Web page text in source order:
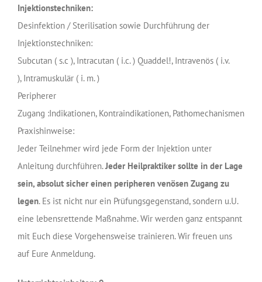
Injektionstechniken:
Desinfektion / Sterilisation sowie Durchführung der
Injektionstechniken:
Subcutan ( s.c ), Intracutan ( i.c. ) Quaddel!, Intravenös ( i.v.
), Intramuskulär ( i. m. )
Peripherer
Zugang :Indikationen, Kontraindikationen, Pathomechanismen
Praxishinweise:
Jeder Teilnehmer wird jede Form der Injektion unter
Anleitung durchführen.Jeder Heilpraktiker sollte in der Lage
sein, absolut sicher einen peripheren venösen Zugang zu
legen. Es ist nicht nur ein Prüfungsgegenstand, sondern u.U.
eine lebensrettende Maßnahme. Wir werden ganz entspannt
mit Euch diese Vorgehensweise trainieren. Wir freuen uns
auf Eure Anmeldung.